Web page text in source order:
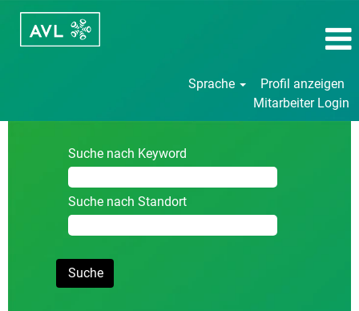
Sprache
Profil anzeigen
Mitarbeiter Login
Suche nach Keyword
Suche nach Standort